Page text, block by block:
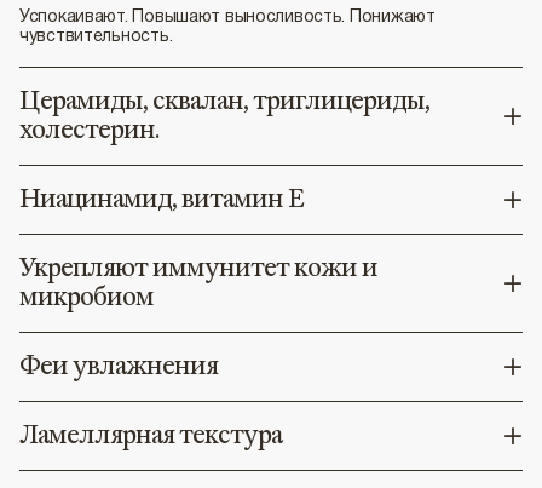
Успокаивают. Повышают выносливость. Понижают
чувствительность.
Церамиды, сквалан, триглицериды,
холестерин.
Ниацинамид, витамин Е
Укрепляют иммунитет кожи и
микробиом
Феи увлажнения
Ламеллярная текстура